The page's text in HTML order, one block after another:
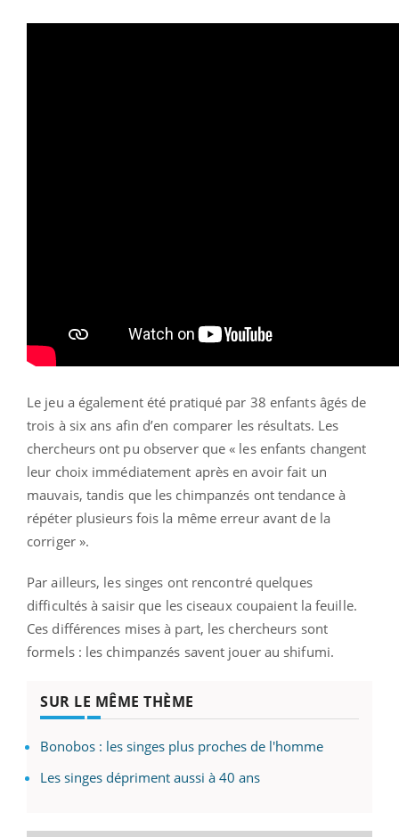
Le jeu a également été pratiqué par 38 enfants âgés de
trois à six ans afin d’en comparer les résultats. Les
chercheurs ont pu observer que « les enfants changent
leur choix immédiatement après en avoir fait un
mauvais, tandis que les chimpanzés ont tendance à
répéter plusieurs fois la même erreur avant de la
corriger ».
Par ailleurs, les singes ont rencontré quelques
difficultés à saisir que les ciseaux coupaient la feuille.
Ces différences mises à part, les chercheurs sont
formels : les chimpanzés savent jouer au shifumi.
SUR LE MÊME THÈME
Bonobos : les singes plus proches de l'homme
Les singes dépriment aussi à 40 ans